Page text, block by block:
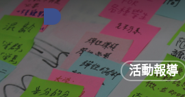
按下Enter開始搜尋，或Esc
活動報導